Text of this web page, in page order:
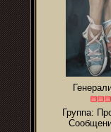
Группа: